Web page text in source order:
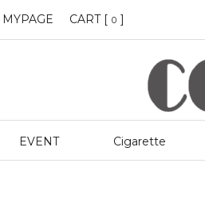
MYPAGE CART [ 0 ]
EVENT Cigarette